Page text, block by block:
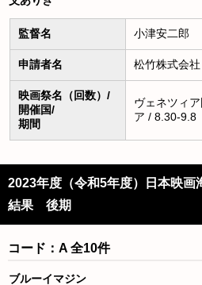
監督名 小津安二郎
申請者名 松竹株式会社
映画祭名（回数）/
開催国/
期間
ヴェネツィ
ア / 8.30-9.8
2023年度（令和5年度）日本映
結果 後期
コード：A 全10件
ブルーイマジン